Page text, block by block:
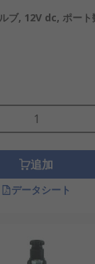
ブ, 12V dc, ポー
追加
データシート